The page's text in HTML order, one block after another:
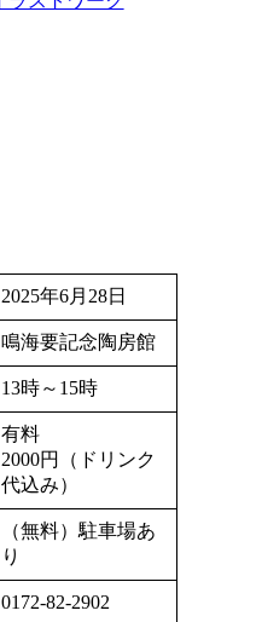
2025年6月28日
鳴海要記念陶房館
13時～15時
有料
2000円（ドリンク
代込み）
（無料）駐車場あ
り
0172-82-2902